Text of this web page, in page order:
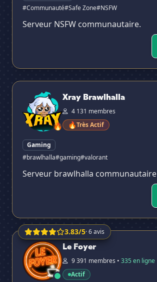
#Communauté#Safe Zone#NSFW
Serveur NSFW communautaire.
Xray Brawlhalla
🔥
Xray Brawlhalla
4 131 membres
🔥Très Actif
Gaming
#brawlhalla#gaming#valorant
Serveur brawlhalla communautaire
3.83/5· 6 avis
Le Foyer
Le Foyer
9 391 membres • 335 en ligne
Actif